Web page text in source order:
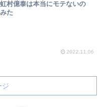
虹村億泰は本当にモテないの
た
2022.11.06
ジ